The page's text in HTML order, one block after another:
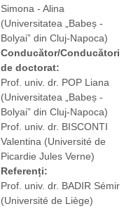
Simona - Alina
(Universitatea „Babeș -
Bolyai” din Cluj-Napoca)
Conducător/Conducători
de doctorat:
Prof. univ. dr. POP Liana
(Universitatea „Babeș -
Bolyai” din Cluj-Napoca)
Prof. univ. dr. BISCONTI
Valentina (Université de
Picardie Jules Verne)
Referenți:
Prof. univ. dr. BADIR Sémir
(Université de Liège)